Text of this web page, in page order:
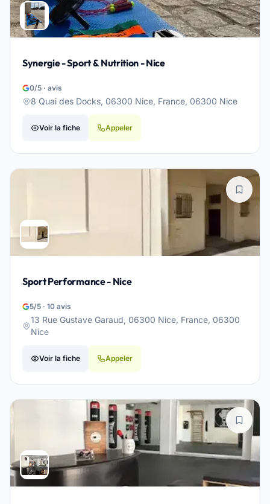
Synergie - Sport & Nutrition - Nice
0/5 · avis
8 Quai des Docks, 06300 Nice, France, 06300 Nice
Voir la fiche Appeler
Sport Performance - Nice
5/5 · 10 avis
13 Rue Gustave Garaud, 06300 Nice, France, 06300
Nice
Voir la fiche Appeler